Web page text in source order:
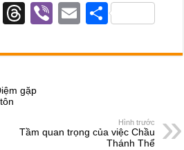
X
T
e
a
d
s
Vi
er
E
ail
S
ar
gặp
Hình trước
Tầm quan trọng của việc Chầu
Thánh Thể